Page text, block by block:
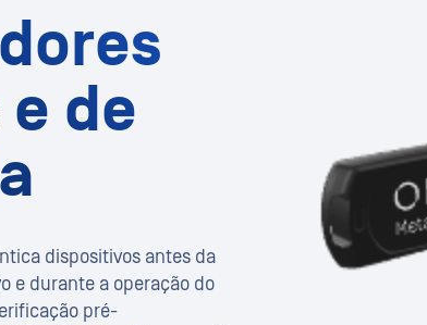
de
dispositivos antes da
e durante a operação do
pré-